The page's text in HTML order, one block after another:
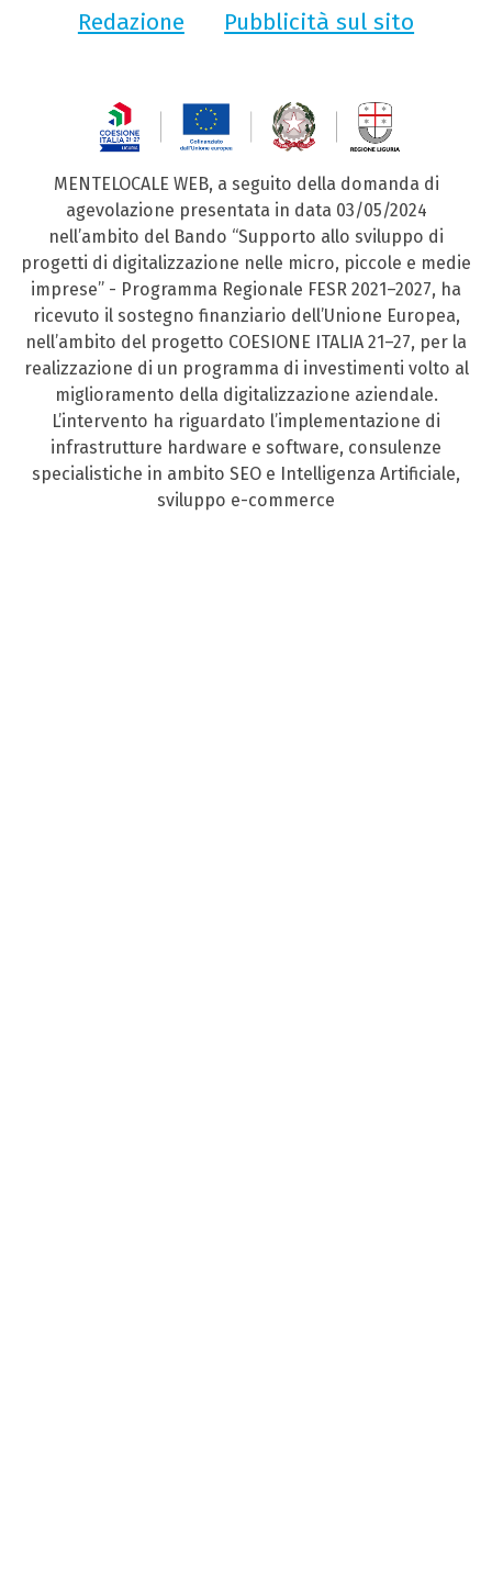
Redazione
Pubblicità sul sito
MENTELOCALE WEB, a seguito della domanda di
agevolazione presentata in data 03/05/2024
nell’ambito del Bando “Supporto allo sviluppo di
progetti di digitalizzazione nelle micro, piccole e medie
imprese” - Programma Regionale FESR 2021–2027, ha
ricevuto il sostegno finanziario dell’Unione Europea,
nell’ambito del progetto COESIONE ITALIA 21–27, per la
realizzazione di un programma di investimenti volto al
miglioramento della digitalizzazione aziendale.
L’intervento ha riguardato l’implementazione di
infrastrutture hardware e software, consulenze
specialistiche in ambito SEO e Intelligenza Artificiale,
sviluppo e-commerce